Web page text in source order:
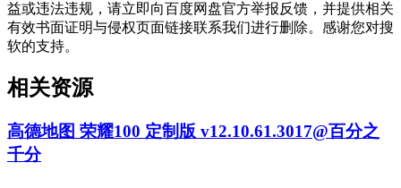
益或违法违规，请立即向百度网盘官方举报反馈，并提供相关
有效书面证明与侵权页面链接联系我们进行删除。感谢您对搜
软的支持。
相关资源
高德地图 荣耀100 定制版 v12.10.61.3017@百分之
千分